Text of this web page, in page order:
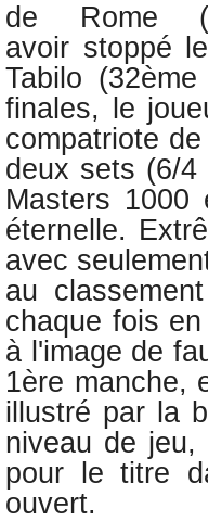
de Rome
avoir stoppé
Tabilo (32ème
finales, le
compatriote de
deux sets (6/
Masters
éternelle.
avec
au
chaque fois
à l'image de
1ère manche,
illustré par la
niveau de
pour le titre
ouvert.